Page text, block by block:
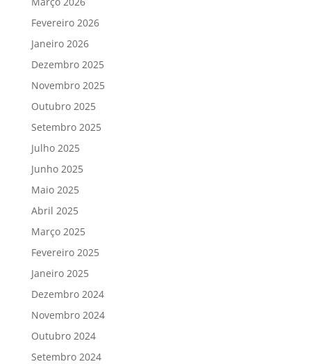
Fevereiro 2026
Janeiro 2026
Dezembro 2025
Novembro 2025
Outubro 2025
Setembro 2025
Julho 2025
Junho 2025
Maio 2025
Abril 2025
Março 2025
Fevereiro 2025
Janeiro 2025
Dezembro 2024
Novembro 2024
Outubro 2024
Setembro 2024